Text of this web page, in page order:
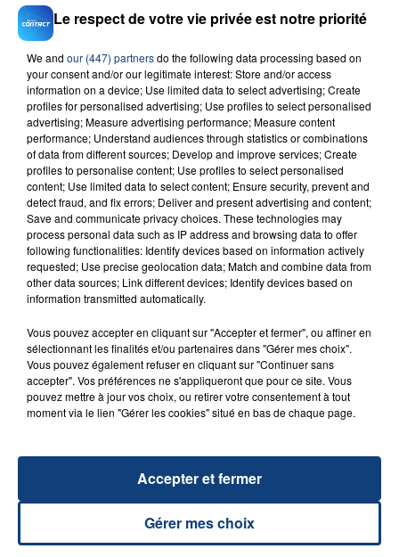
FIL D'ACTU
23 juillet 2026
INCENDIE MORTEL À LENS : UNE FEMME ET
SON BÉBÉ ENTRE LA VIE ET LA...
Un homme s'est immolé par le feu après avoir
aspergé sa compagne et leur bébé de trois mois
Le respect de votre vie privée est notre priorité
We and our (447) partnersdo the following data processing based on
your consent and/or our legitimate interest: Store and/or access
information on a device; Use limited data to select advertising; Create
profiles for personalised advertising; Use profiles to select personalised
advertising; Measure advertising performance; Measure content
performance; Understand audiences through statistics or combinations
of data from different sources; Develop and improve services; Create
profiles to personalise content; Use profiles to select personalised
content; Use limited data to select content; Ensure security, prevent and
detect fraud, and fix errors; Deliver and present advertising and content;
Save and communicate privacy choices. These technologies may
process personal data such as IP address and browsing data to offer
following functionalities: Identify devices based on information actively
requested; Use precise geolocation data; Match and combine data from
other data sources; Link different devices; Identify devices based on
information transmitted automatically.
Vous pouvez accepter en cliquant sur "Accepter et fermer", ou affiner en
sélectionnant les finalités et/ou partenaires dans "Gérer mes choix".
Vous pouvez également refuser en cliquant sur "Continuer sans
accepter". Vos préférences ne s'appliqueront que pour ce site. Vous
pouvez mettre à jour vos choix, ou retirer votre consentement à tout
moment via le lien "Gérer les cookies" situé en bas de chaque page.
Gérer mes choix
Accepter et fermer